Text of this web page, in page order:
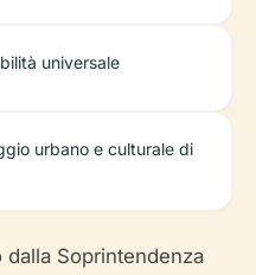
universale
urbano e culturale di
Soprintendenza